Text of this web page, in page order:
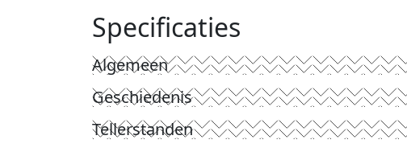
Specificaties
Algemeen
Geschiedenis
Tellerstanden